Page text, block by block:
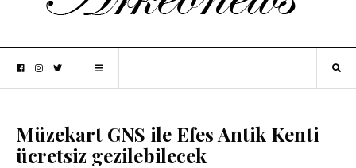
Müzekart GNS ile Efes Antik Kenti
ücretsiz gezilebilecek